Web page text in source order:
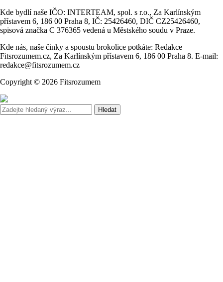
Kde bydlí naše IČO: INTERTEAM, spol. s r.o., Za Karlínským
přístavem 6, 186 00 Praha 8, IČ: 25426460, DIČ CZ25426460,
spisová značka C 376365 vedená u Městského soudu v Praze.
Kde nás, naše činky a spoustu brokolice potkáte: Redakce
Fitsrozumem.cz, Za Karlínským přístavem 6, 186 00 Praha 8. E-mail:
redakce@fitsrozumem.cz
Copyright © 2026 Fitsrozumem